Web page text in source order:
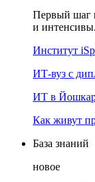
Первый шаг
и интенсивы.
Институт
ИТ-вуз с
ИТ в
Как живут
База знаний
новое